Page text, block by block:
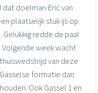
doelman Eric van
plaatselijk stuk ijs op
redde de paal
Volgende week wacht
van deze
formatie dan
Ook Gassel 1 en